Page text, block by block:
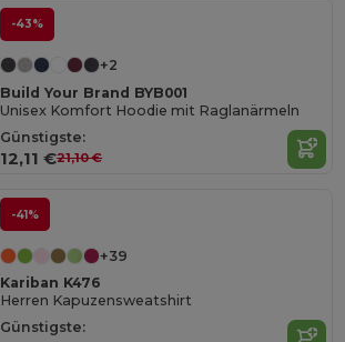
-43%
+2
Build Your Brand BYB001
Unisex Komfort Hoodie mit Raglanärmeln
Günstigste:
12,11 €21,10 €
-41%
+39
Kariban K476
Herren Kapuzensweatshirt
Günstigste: